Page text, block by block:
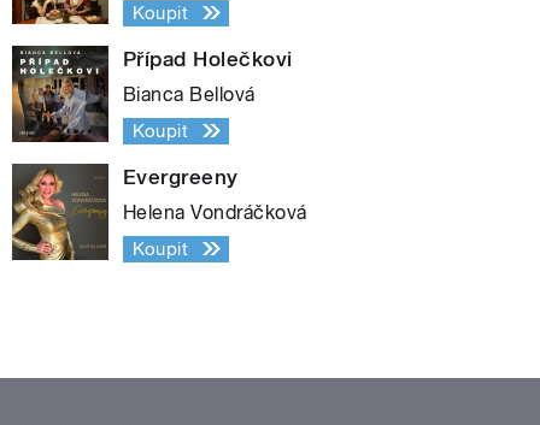
Koupit
Případ Holečkovi
Bianca Bellová
Koupit
Evergreeny
Helena Vondráčková
Koupit